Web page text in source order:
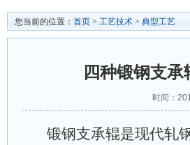
您当前的位置： 首页 > 工艺技术 > 典型工艺
四种锻钢支
时间：
锻钢支承辊是现代轧钢